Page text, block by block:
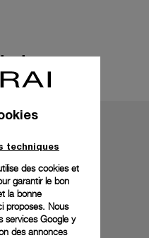
techniques
des cookies et
garantir le bon
la bonne
proposes. Nous
services Google y
des annonces